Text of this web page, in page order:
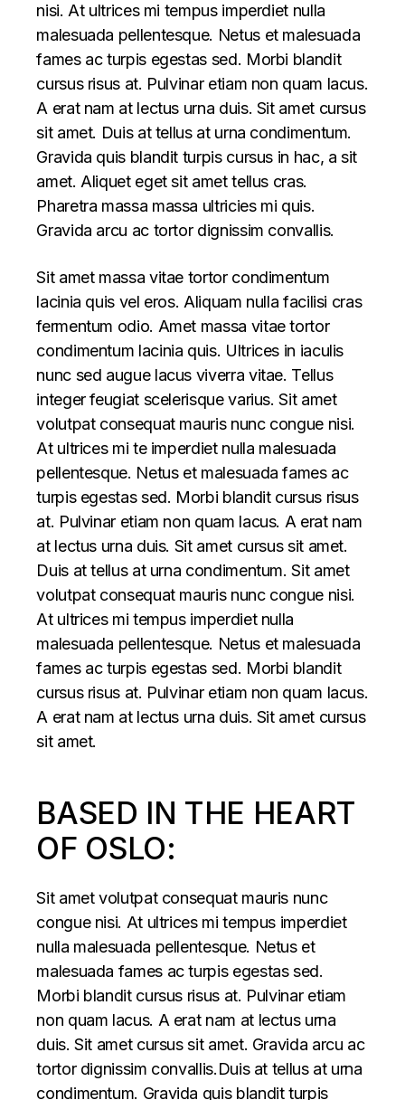
nisi. At ultrices mi tempus imperdiet nulla
malesuada pellentesque. Netus et malesuada
fames ac turpis egestas sed. Morbi blandit
cursus risus at. Pulvinar etiam non quam lacus.
A erat nam at lectus urna duis. Sit amet cursus
sit amet. Duis at tellus at urna condimentum.
Gravida quis blandit turpis cursus in hac, a sit
amet. Aliquet eget sit amet tellus cras.
Pharetra massa massa ultricies mi quis.
Gravida arcu ac tortor dignissim convallis.
Sit amet massa vitae tortor condimentum
lacinia quis vel eros. Aliquam nulla facilisi cras
fermentum odio. Amet massa vitae tortor
condimentum lacinia quis. Ultrices in iaculis
nunc sed augue lacus viverra vitae. Tellus
integer feugiat scelerisque varius. Sit amet
volutpat consequat mauris nunc congue nisi.
At ultrices mi te imperdiet nulla malesuada
pellentesque. Netus et malesuada fames ac
turpis egestas sed. Morbi blandit cursus risus
at. Pulvinar etiam non quam lacus. A erat nam
at lectus urna duis. Sit amet cursus sit amet.
Duis at tellus at urna condimentum. Sit amet
volutpat consequat mauris nunc congue nisi.
At ultrices mi tempus imperdiet nulla
malesuada pellentesque. Netus et malesuada
fames ac turpis egestas sed. Morbi blandit
cursus risus at. Pulvinar etiam non quam lacus.
A erat nam at lectus urna duis. Sit amet cursus
sit amet.
BASED IN THE HEART
OF OSLO:
Sit amet volutpat consequat mauris nunc
congue nisi. At ultrices mi tempus imperdiet
nulla malesuada pellentesque. Netus et
malesuada fames ac turpis egestas sed.
Morbi blandit cursus risus at. Pulvinar etiam
non quam lacus. A erat nam at lectus urna
duis. Sit amet cursus sit amet. Gravida arcu ac
tortor dignissim convallis.Duis at tellus at urna
condimentum. Gravida quis blandit turpis